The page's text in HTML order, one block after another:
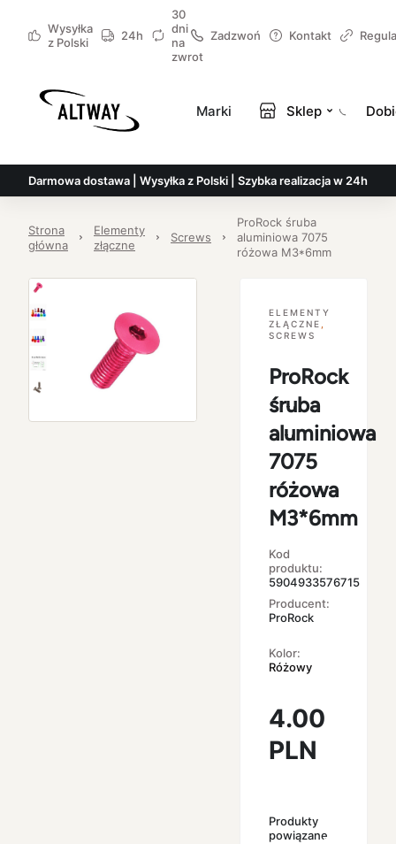
Wysyłka
z Polski
24h
30
dni
na
zwrot
Zadzwoń Kontakt
Marki Sklep
Darmowa dostawa | Wysyłka z Polski | Szybka realizacja w 24h
Strona
główna
Elementy
złączne
Screws
ProRock śruba
aluminiowa 7075
różowa M3*6mm
ELEMENTY
ZŁĄCZNE
SCREWS
ProRock
śruba
aluminiowa
7075
różowa
M3*6mm
Kod
produktu:
5904933576715
Producent:
ProRock
Kolor:
Różowy
4.00
PLN
Produkty
powiązane